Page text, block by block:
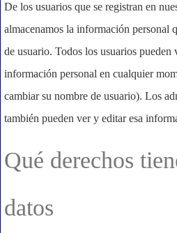
De los usuarios que se registran en
almacenamos la información personal
de usuario. Todos los usuarios pueden
información personal en cualquier
cambiar su nombre de usuario). Los
también pueden ver y editar esa
Qué derechos
datos